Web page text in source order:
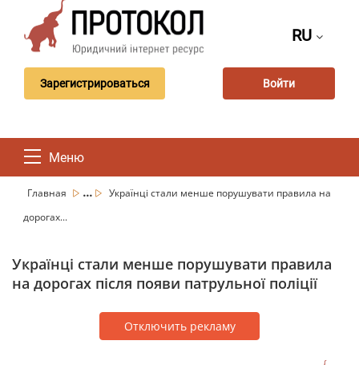
RU
Зарегистрироваться Войти
Меню
Главная ...
Українці стали менше порушувати правила на
дорогах...
Українці стали менше порушувати правила
на дорогах після появи патрульної поліції
Отключить рекламу